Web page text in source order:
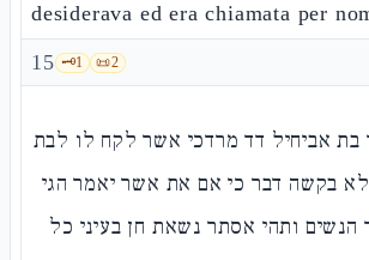
desiderava ed era chiamata per
15 🗝️1 📜2
בת אביחיל דד מרדכי אשר לקח לו לבת
בקשה דבר כי אם את אשר יאמר הגי
ותהי אסתר נשאת חן בעיני כל